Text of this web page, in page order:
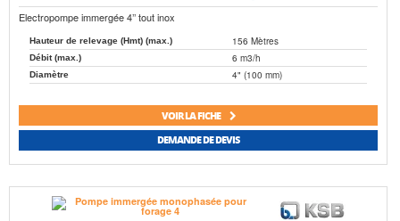
Electropompe immergée 4’’ tout inox
Hauteur de relevage (Hmt) (max.) 156 Mètres
Débit (max.) 6 m3/h
Diamètre 4" (100 mm)
VOIR LA FICHE
DEMANDE DE DEVIS